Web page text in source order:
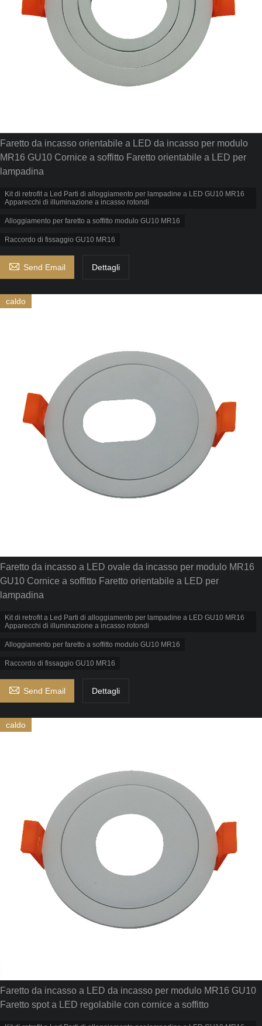
Faretto da incasso orientabile a LED da incasso per modulo
MR16 GU10 Cornice a soffitto Faretto orientabile a LED per
lampadina
Kit di retrofit a Led Parti di alloggiamento per lampadine a LED GU10 MR16
Apparecchi di illuminazione a incasso rotondi
Alloggiamento per faretto a soffitto modulo GU10 MR16
Raccordo di fissaggio GU10 MR16
 Send Email Dettagli
caldo
Faretto da incasso a LED ovale da incasso per modulo MR16
GU10 Cornice a soffitto Faretto orientabile a LED per
lampadina
Kit di retrofit a Led Parti di alloggiamento per lampadine a LED GU10 MR16
Apparecchi di illuminazione a incasso rotondi
Alloggiamento per faretto a soffitto modulo GU10 MR16
Raccordo di fissaggio GU10 MR16
 Send Email Dettagli
caldo
Faretto da incasso a LED da incasso per modulo MR16 GU10
Faretto spot a LED regolabile con cornice a soffitto